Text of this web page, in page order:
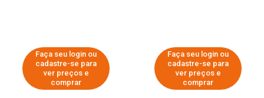
Faça seu login ou
cadastre-se para
ver preços e
comprar
Faça seu login ou
cadastre-se para
ver preços e
comprar